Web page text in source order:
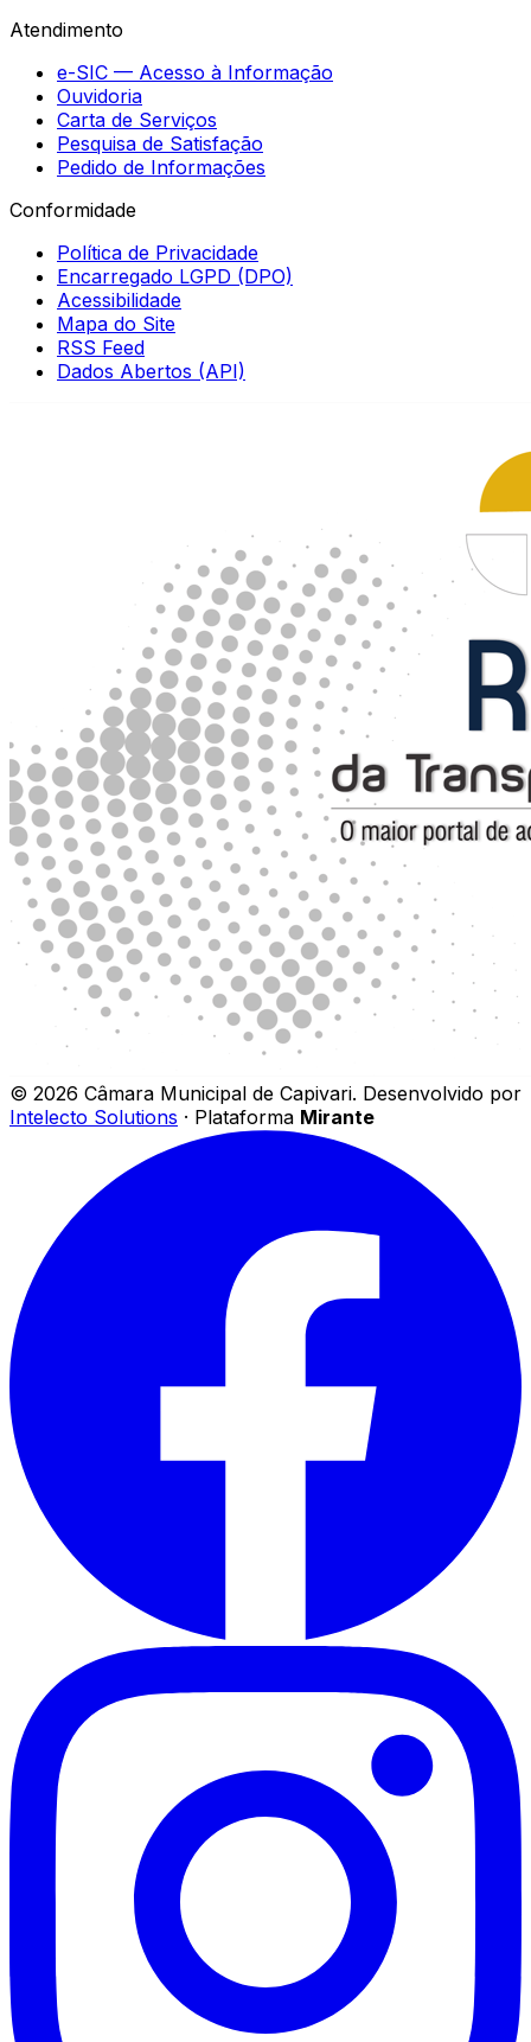
Atendimento
e-SIC — Acesso à Informação
Ouvidoria
Carta de Serviços
Pesquisa de Satisfação
Pedido de Informações
Conformidade
Política de Privacidade
Encarregado LGPD (DPO)
Acessibilidade
Mapa do Site
RSS Feed
Dados Abertos (API)
© 2026 Câmara Municipal de Capivari. Desenvolvido por
Intelecto Solutions · Plataforma Mirante